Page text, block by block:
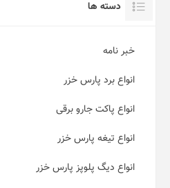
دسته ها
خبر نامه
انواع برد پارس خزر
انواع پاکت جارو برقی
انواع تیغه پارس خزر
انواع دیگ پلوپز پارس خزر